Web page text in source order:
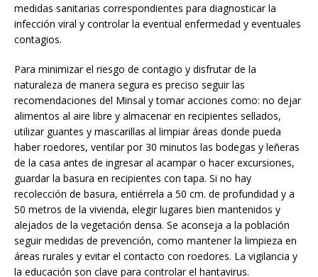
medidas sanitarias correspondientes para diagnosticar la
infección viral y controlar la eventual enfermedad y eventuales
contagios.
Para minimizar el riesgo de contagio y disfrutar de la
naturaleza de manera segura es preciso seguir las
recomendaciones del Minsal y tomar acciones como: no dejar
alimentos al aire libre y almacenar en recipientes sellados,
utilizar guantes y mascarillas al limpiar áreas donde pueda
haber roedores, ventilar por 30 minutos las bodegas y leñeras
de la casa antes de ingresar al acampar o hacer excursiones,
guardar la basura en recipientes con tapa. Si no hay
recolección de basura, entiérrela a 50 cm. de profundidad y a
50 metros de la vivienda, elegir lugares bien mantenidos y
alejados de la vegetación densa. Se aconseja a la población
seguir medidas de prevención, como mantener la limpieza en
áreas rurales y evitar el contacto con roedores. La vigilancia y
la educación son clave para controlar el hantavirus.